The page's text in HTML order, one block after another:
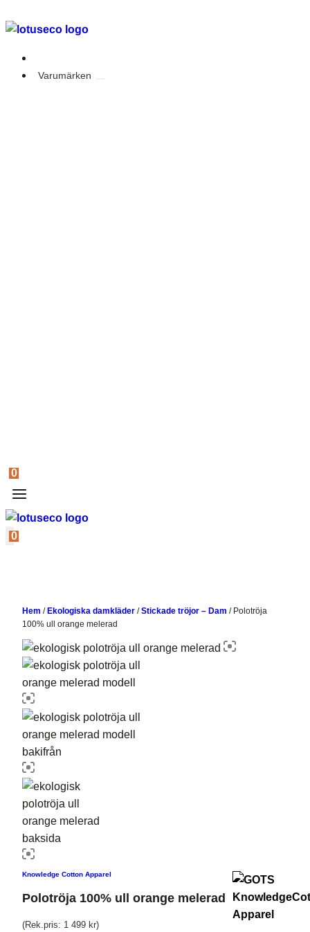
Varumärken
0
0
Hem / Ekologiska damkläder /Stickade tröjor – Dam / Polotröja
100% ull orange melerad
Knowledge Cotton Apparel
Polotröja 100% ull orange melerad
(Rek.pris: 1 499 kr)